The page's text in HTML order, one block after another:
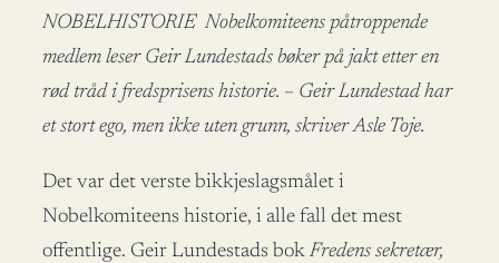
NOBELHISTORIE Nobelkomiteens påtroppende
medlem leser Geir Lundestads bøker på jakt etter en
rød tråd i fredsprisens historie. – Geir Lundestad har
et stort ego, men ikke uten grunn, skriver Asle Toje.
Det var det verste bikkjeslagsmålet i
Nobelkomiteens historie, i alle fall det mest
offentlige. Geir Lundestads bokFredens sekretær,